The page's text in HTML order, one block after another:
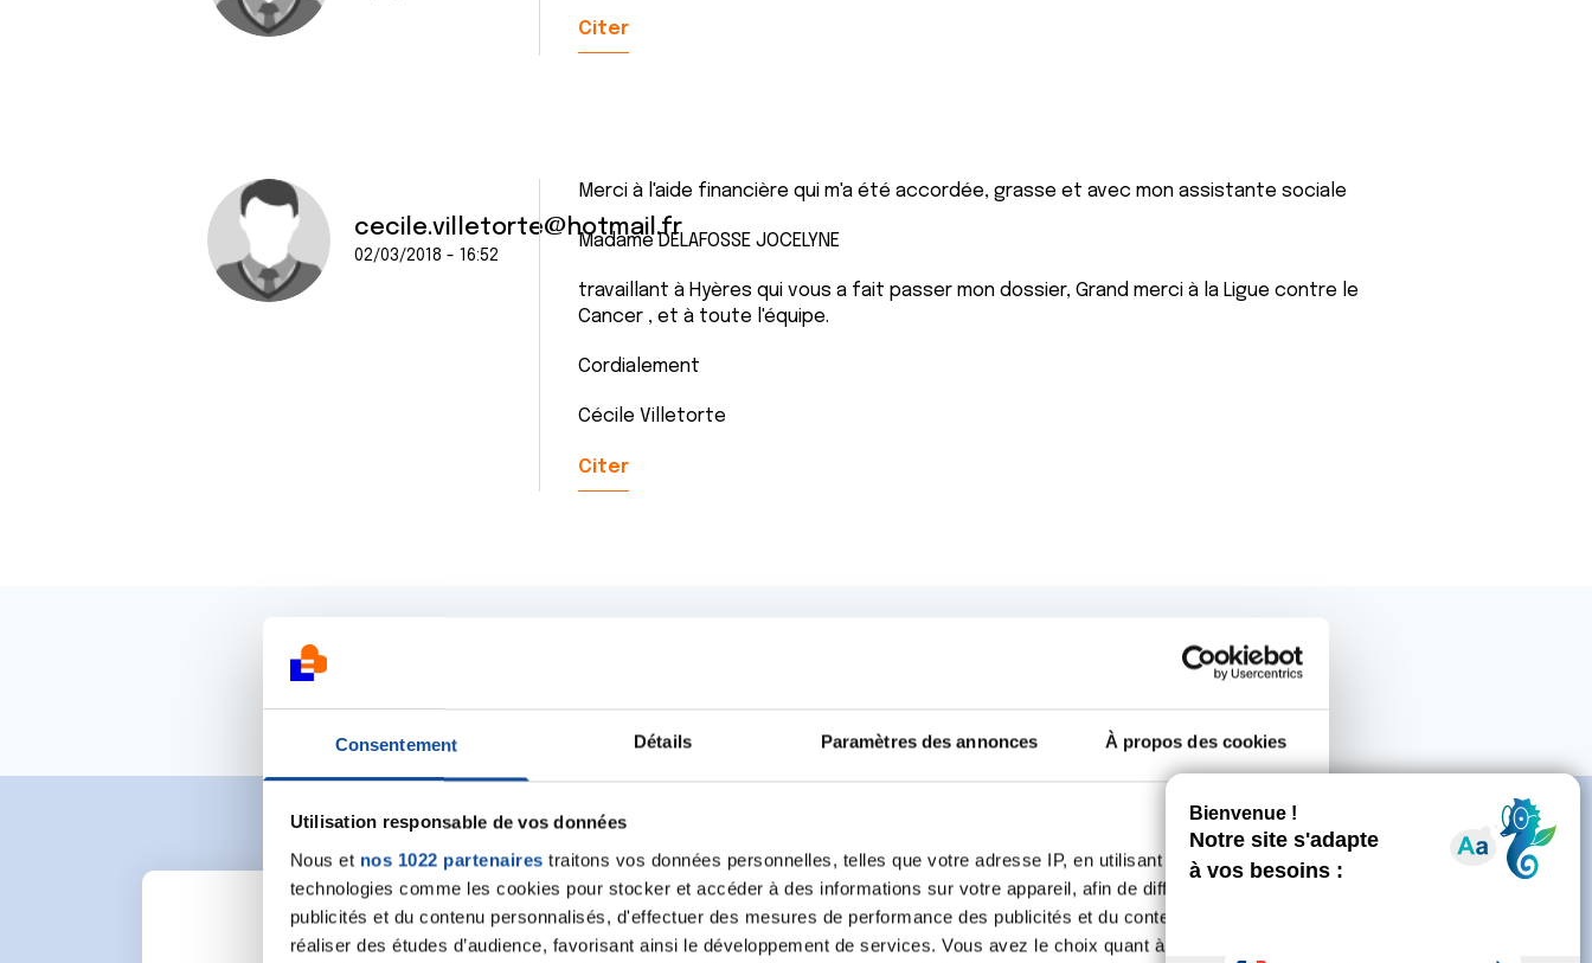
Consentement Détails Paramètres des annonces À propos des cookies
Utilisation responsable de vos données
Nous et nos 1022 partenaires traitons vos données personnelles, telles que votre adresse IP, en utilisant des
technologies comme les cookies pour stocker et accéder à des informations sur votre appareil, afin de diffuser des
publicités et du contenu personnalisés, d'effectuer des mesures de performance des publicités et du contenu, ainsi que de
réaliser des études d’audience, favorisant ainsi le développement de services. Vous avez le choix quant à l'utilisation de
Citer
cecile.villetorte@hotmail.fr
02/03/2018 - 16:52
Merci à l'aide financière qui m'a été accordée, grasse et avec mon assistante sociale
Madame DELAFOSSE JOCELYNE
travaillant à Hyères qui vous a fait passer mon dossier, Grand merci à la Ligue contre le
Cancer , et à toute l'équipe.
Cordialement
Cécile Villetorte
Citer
Ecrire un commentaire